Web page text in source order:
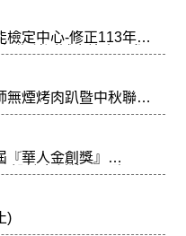
檢定中心-修正113年第
術科測試應檢人員參
無煙烤肉趴暨中秋聯歡
華人金創獎』
設計金創獎】開跑囉!!
)